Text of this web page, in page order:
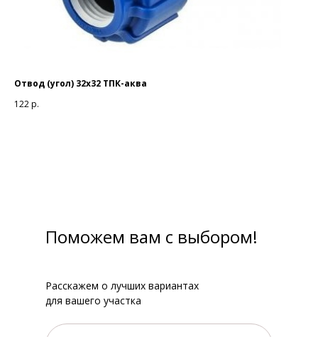
Отвод (угол) 32х32 ТПК-аква
122р.
Поможем вам с выбором!
Расскажем о лучших вариантах
для вашего участка